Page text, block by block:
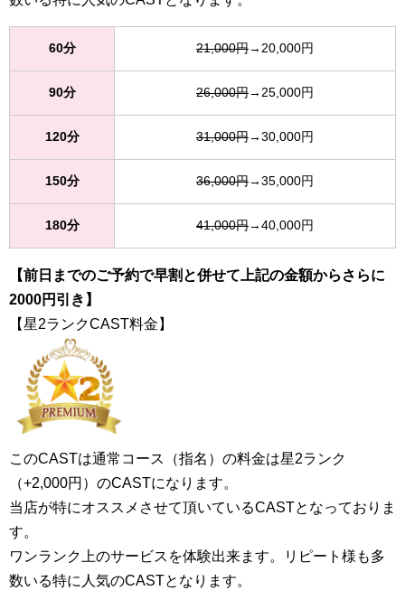
60分 21,000円→20,000円
90分 26,000円→25,000円
120分 31,000円→30,000円
150分 36,000円→35,000円
180分 41,000円→40,000円
【前日までのご予約で早割と併せて上記の金額からさらに
2000円引き】
【星2ランクCAST料金】
このCASTは通常コース（指名）の料金は星2ランク
（+2,000円）のCASTになります。
当店が特にオススメさせて頂いているCASTとなっておりま
す。
ワンランク上のサービスを体験出来ます。リピート様も多
数いる特に人気のCASTとなります。